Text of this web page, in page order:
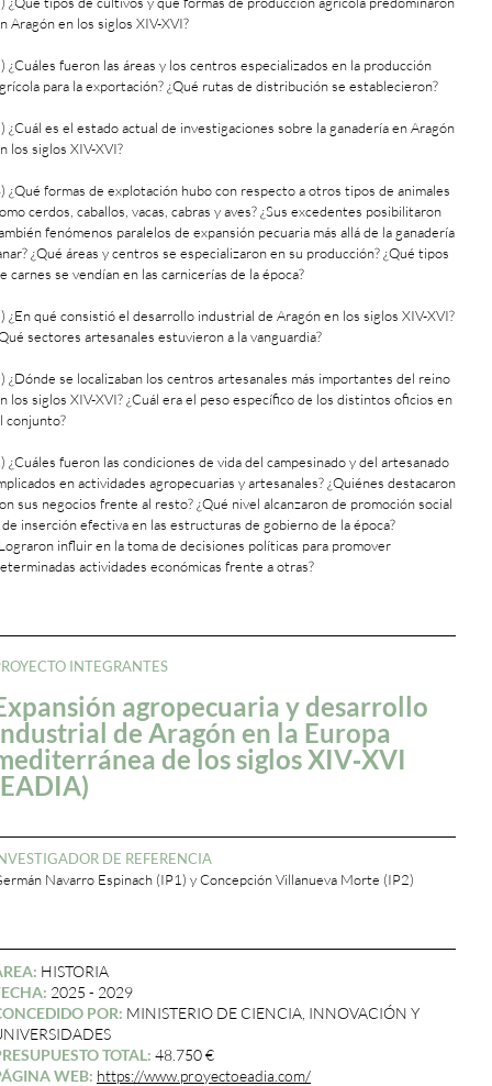
Aragón en los siglos XIV-XVI?
¿Cuáles fueron las áreas y los centros especializados en la producción
para la exportación? ¿Qué rutas de distribución se establecieron?
¿Cuál es el estado actual de investigaciones sobre la ganadería en Aragón
los siglos XIV-XVI?
¿Qué formas de explotación hubo con respecto a otros tipos de animales
cerdos, caballos, vacas, cabras y aves? ¿Sus excedentes posibilitaron
fenómenos paralelos de expansión pecuaria más allá de la ganadería
¿Qué áreas y centros se especializaron en su producción? ¿Qué tipos
carnes se vendían en las carnicerías de la época?
¿En qué consistió el desarrollo industrial de Aragón en los siglos XIV-XVI?
sectores artesanales estuvieron a la vanguardia?
¿Dónde se localizaban los centros artesanales más importantes del reino
los siglos XIV-XVI? ¿Cuál era el peso específico de los distintos oficios en
conjunto?
¿Cuáles fueron las condiciones de vida del campesinado y del artesanado
en actividades agropecuarias y artesanales? ¿Quiénes destacaron
sus negocios frente al resto? ¿Qué nivel alcanzaron de promoción social
de inserción efectiva en las estructuras de gobierno de la época?
influir en la toma de decisiones políticas para promover
actividades económicas frente a otras?
INTEGRANTES
agropecuaria y desarrollo
de Aragón en la Europa
de los siglos XIV‐XVI
DE REFERENCIA
Navarro Espinach (IP1) y Concepción Villanueva Morte (IP2)
HISTORIA
2025 - 2029
POR: MINISTERIO DE CIENCIA, INNOVACIÓN Y
TOTAL: 48.750 €
WEB: https://www.proyectoeadia.com/